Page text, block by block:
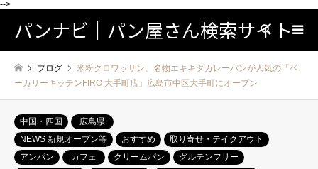
-->
パンナビ｜パン屋さん検索サイト検索
ブログ
米粉クロワッサン、名物エキキタカレーパンが人気の「ベ
ーカリーキッチンFIRO 大手町店」広島市中区大手町にオープン
中国・四国
広島県
NEWS 新規オープン等
おすすめ
取り寄せ・テイクアウト
アンパン
カフェ クリームパン
グルテンフリー